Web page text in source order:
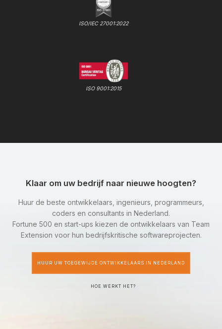
ISO/IEC 27001:2022
ISO 9001:2015
Klaar om uw bedrijf naar nieuwe hoogten?
Huur de beste ontwikkelaars, ingenieurs, programmeurs,
coders en consultants in Nederland.
Fortune 500 en start-ups kiezen de ontwikkelaars van Team
Extension voor hun bedrijfskritische softwareprojecten.
HUUR UW TOEGEWIJDE ONTWIKKELAARS IN NEDERLAND
HOE WERKT HET?